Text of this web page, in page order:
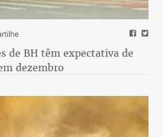
de BH têm expectativa de
dezembro